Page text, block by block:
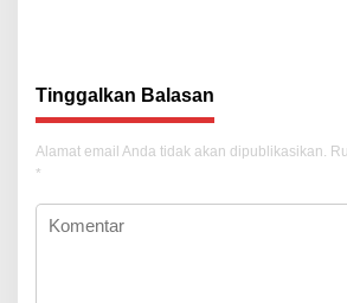
Tinggalkan Balasan
Alamat email Anda tidak akan dipublikasikan.
*